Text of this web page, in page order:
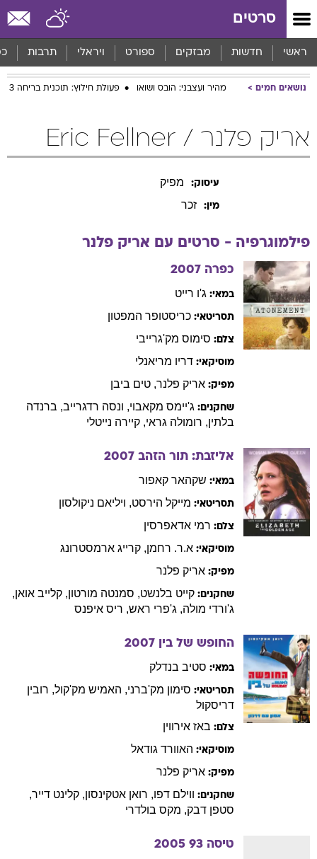
סרטים
ראשי חדשות מבזקים ספורט ויראלי תרבות
נושאים חמים מהיר ועצבני: הובס ושואו פעולת חילוץ: תוכנית בריחה 3
אריק פלנר / Eric Fellner
עיסוק: מפיק
מין: זכר
פילמוגרפיה - סרטים עם אריק פלנר
כפרה 2007
במאי: ג'ו רייט
תסריטאי: כריסטופר המפטון
צלם: סימוס מק'גרייבי
מוסיקאי: דריו מריאנלי
מפיק: אריק פלנר, טים ביבן
שחקנים: ג'יימס מקאבוי, ונסה רדגרייב, ברנדה
בלתין, רומולה גראי, קיירה נייטלי
אליזבת: תור הזהב 2007
במאי: שקהאר קאפור
תסריטאי: מייקל הירסט, ויליאם ניקולסון
צלם: רמי אדאפרסין
מוסיקאי: א.ר. רחמן, קרייג ארמסטרונג
מפיק: אריק פלנר
שחקנים: קייט בלנשט, סמנטה מורטון, קלייב אואן,
ג'ורדי מולה, ג'פרי ראש, ריס איפנס
החופש של בין 2007
במאי: סטיב בנדלק
תסריטאי: סימון מק'ברני, האמיש מק'קול, רובין
דריסקול
צלם: באז אירווין
מוסיקאי: האוורד גודאל
מפיק: אריק פלנר
שחקנים: ווילם דפו, רואן אטקינסון, קלינט דייר,
סטפן דבק, מקס בולדרי
טיסה 93 2005